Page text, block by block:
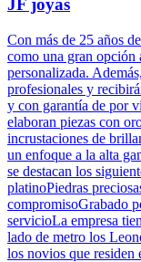
JF joyas
Con más de 25 años
como una gran opción
personalizada.
profesionales y
y con garantía de por
elaboran piezas con
incrustaciones de
un enfoque a la alta
se destacan los
platinoPiedras
compromisoGrabado
servicioLa empresa
lado de metro los
los novios que residen